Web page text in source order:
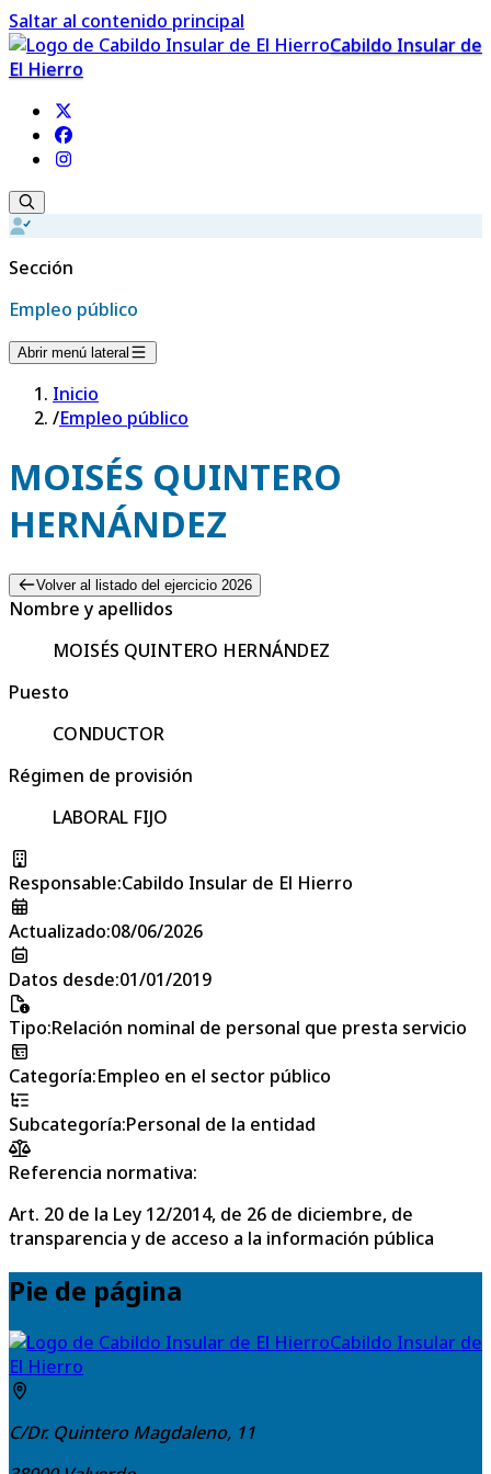
Saltar al contenido principal
Cabildo Insular de
El Hierro
Sección
Empleo público
Abrir menú lateral
Inicio
/Empleo público
MOISÉS QUINTERO
HERNÁNDEZ
Volver al listado del ejercicio 2026
Nombre y apellidos
MOISÉS QUINTERO HERNÁNDEZ
Puesto
CONDUCTOR
Régimen de provisión
LABORAL FIJO
Responsable:Cabildo Insular de El Hierro
Actualizado:08/06/2026
Datos desde:01/01/2019
Tipo:Relación nominal de personal que presta servicio
Categoría:Empleo en el sector público
Subcategoría:Personal de la entidad
Referencia normativa:
Art. 20 de la Ley 12/2014, de 26 de diciembre, de
transparencia y de acceso a la información pública
Pie de página
Cabildo Insular de
El Hierro
C/Dr. Quintero Magdaleno, 11